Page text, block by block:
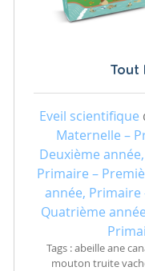
Tout
Eveil scientifique
Maternelle –
Deuxième
Primaire –
année, Primaire
Quatrième
Tags : abeille ane
mouton truite